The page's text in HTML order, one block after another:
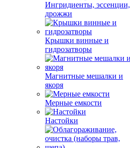
Ингридиенты, эссенции,
дрожжи
Крышки винные и
гидрозатворы
Магнитные мешалки и
якоря
Мерные емкости
Настойки